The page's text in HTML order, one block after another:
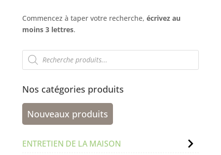
Commencez à taper votre recherche, écrivez au
moins 3 lettres.
Recherche
de
produits
Nos catégories produits
Nouveaux produits
ENTRETIEN DE LA MAISON